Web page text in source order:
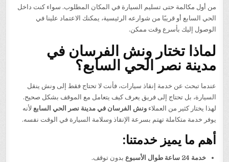
من أول مكالمة حتى تسليم السيارة في المكان المطلوب. سواء كنت داخل
الحي السابع أو قريبًا من شوارعه الرئيسية، يمكنك الاعتماد علينا في
الوصول إليك بأسرع وقت ممكن.
لماذا تختار ونش الفرسان في
مدينة نصر الحي السابع؟
عندما تبحث عن خدمة إنقاذ سيارات، فأنت لا تحتاج فقط إلى ونش ينقل
السيارة، بل تحتاج إلى فريق يعرف كيف يتعامل مع الموقف بشكل صحيح.
لهذا يختار كثير من العملاءونش الفرسان في مدينة نصر الحي السابع لأنه
يوفر خدمة متكاملة تهتم بسرعة الإنقاذ وسلامة السيارة في الوقت نفسه.
أهم ما يميز خدمتنا:
خدمة 24 ساعة طوال الأسبوع
بدون توقف.